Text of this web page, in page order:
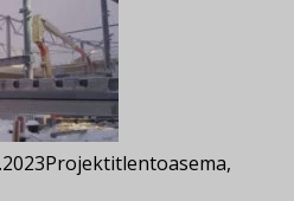
Projektitlentoasema,